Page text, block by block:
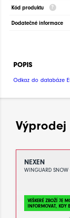
Kód produktu
Dodatečné informace
POPIS
Odkaz do databáze
Výprodej
NEXEN
WINGUARD
VEŠKERÉ ZBOŽÍ JE
INFORMOVAT, KDY